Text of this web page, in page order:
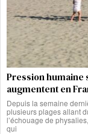
Pression humaine
augmentent en
Depuis la semaine
plusieurs plages allant
l’échouage de
qui